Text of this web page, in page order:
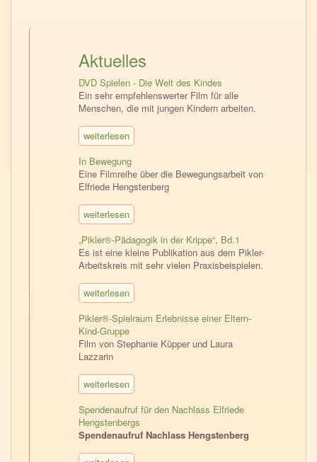
Aktuelles
DVD Spielen - Die Welt des Kindes
Ein sehr empfehlenswerter Film für alle
Menschen, die mit jungen Kindern arbeiten.
weiterlesen
In Bewegung
Eine Filmreihe über die Bewegungsarbeit von
Elfriede Hengstenberg
weiterlesen
„Pikler®-Pädagogik in der Krippe“, Bd.1
Es ist eine kleine Publikation aus dem Pikler-
Arbeitskreis mit sehr vielen Praxisbeispielen.
weiterlesen
Pikler®-Spielraum Erlebnisse einer Eltern-
Kind-Gruppe
Film von Stephanie Küpper und Laura
Lazzarin
weiterlesen
Spendenaufruf für den Nachlass Elfriede
Hengstenbergs
Spendenaufruf Nachlass Hengstenberg